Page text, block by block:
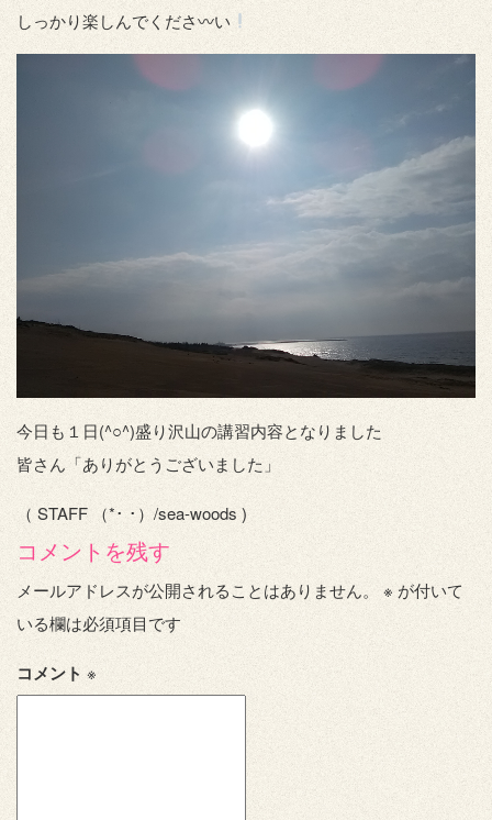
しっかり楽しんでくださ〰い
今日も１日(^○^)盛り沢山の講習内容となりました
皆さん「ありがとうございました」
（ STAFF （*･ ･）/sea-woods )
コメントを残す
メールアドレスが公開されることはありません。 ※ が付いて
いる欄は必須項目です
コメント ※